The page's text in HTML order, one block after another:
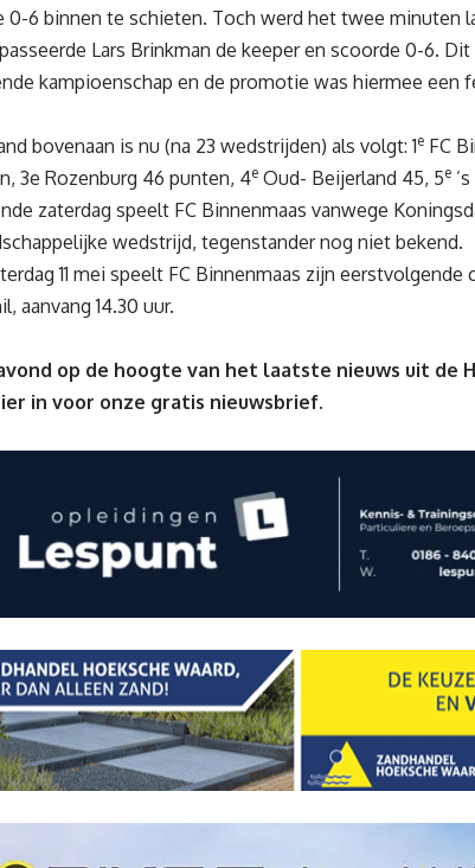
0-6 binnen te schieten. Toch werd het twee minuten
Lars Brinkman de keeper en scoorde 0-6.
kampioenschap en de promotie was hiermee een
bovenaan is nu (na 23 wedstrijden) als volgt: 1e FC
3e Rozenburg 46 punten, 4e Oud- Beijerland 45, 5e
zaterdag speelt FC Binnenmaas vanwege
wedstrijd, tegenstander nog niet bekend.
11 mei speelt FC Binnenmaas zijn
aanvang 14.30 uur.
op de hoogte van het laatste nieuws uit de
in voor onze gratis nieuwsbrief.